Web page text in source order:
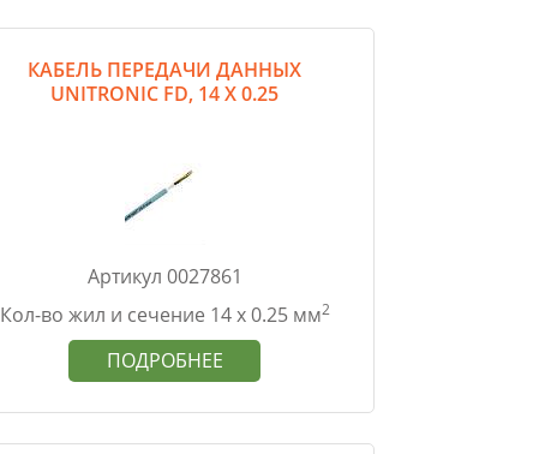
КАБЕЛЬ ПЕРЕДАЧИ ДАННЫХ
UNITRONIC FD, 14 Х 0.25
Артикул 0027861
Кол-во жил и сечение 14 х 0.25 мм2
ПОДРОБНЕЕ